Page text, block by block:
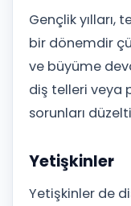
Gençlik yılları,
bir dönemdir
ve büyüme
diş telleri veya
sorunları
Yetişkinler
Yetişkinler de